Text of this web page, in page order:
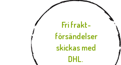
Fri frakt-
försändelser
skickas med
DHL.